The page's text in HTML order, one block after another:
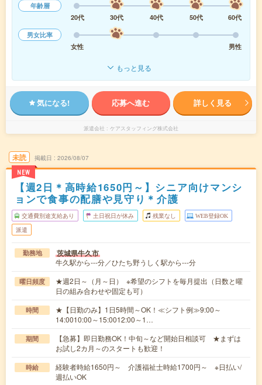
年齢層
20代
30代 40代 50代
60代
男女比率
女性
男性
もっと見る
気になる! 応募へ進む 詳しく見る
派遣会社 ケアスタッフィング株式会社
未読
NEW
掲載日 2026/08/07
【週2日＊高時給1650円～】シニア向けマンシ
ョンで食事の配膳や見守り＊介護
交通費別途支給あり 土日祝日が休み 残業なし WEB登録OK
派遣
勤務地 茨城県牛久市
牛久駅から---分／ひたち野うしく駅から---分
曜日頻度
★週2日～（月～日） ※希望のシフトを毎月提出（日数と曜
日の組み合わせや固定も可）
時間
★【日勤のみ】1日5時間～OK！≪シフト例≫9:00～
14:0010:00～15:0012:00～1…
期間
【急募】即日勤務OK！中旬～など開始日相談可 ★まずは
お試し2カ月～のスタートも歓迎！
時給
経験者時給1650円～ 介護福祉士時給1700円～ ※日払い/
週払いOK